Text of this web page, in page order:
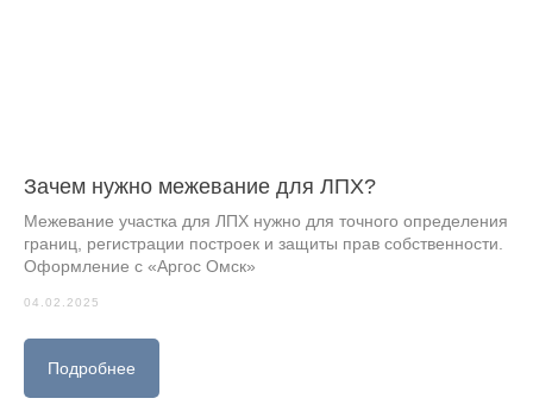
Зачем нужно межевание для ЛПХ?
Межевание участка для ЛПХ нужно для точного определения
границ, регистрации построек и защиты прав собственности.
Оформление с «Аргос Омск»
04.02.2025
Подробнее